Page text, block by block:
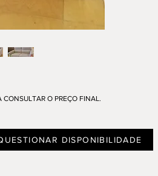
DISPONIBILIDADE
O PREÇO FINAL.